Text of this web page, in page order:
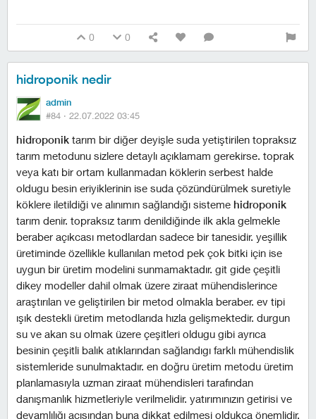
0 0
hidroponik nedir
admin
#84 · 22.07.2022 03:45
hidroponik tarım bir diğer deyişle suda yetiştirilen topraksız
tarım metodunu sizlere detaylı açıklamam gerekirse. toprak
veya katı bir ortam kullanmadan köklerin serbest halde
oldugu besin eriyiklerinin ise suda çözündürülmek suretiyle
köklere iletildiği ve alınımın sağlandığı sisteme hidroponik
tarım denir. topraksız tarım denildiğinde ilk akla gelmekle
beraber açıkcası metodlardan sadece bir tanesidir. yeşillik
üretiminde özellikle kullanılan metod pek çok bitki için ise
uygun bir üretim modelini sunmamaktadır. git gide çeşitli
dikey modeller dahil olmak üzere ziraat mühendislerince
araştırılan ve geliştirilen bir metod olmakla beraber. ev tipi
ışık destekli üretim metodlarıda hızla gelişmektedir. durgun
su ve akan su olmak üzere çeşitleri oldugu gibi ayrıca
besinin çeşitli balık atıklarından sağlandıgı farklı mühendislik
sistemleride sunulmaktadır. en doğru üretim metodu üretim
planlamasıyla uzman ziraat mühendisleri tarafından
danışmanlık hizmetleriyle verilmelidir. yatırımınızın getirisi ve
devamlılığı açısından buna dikkat edilmesi oldukça önemlidir.